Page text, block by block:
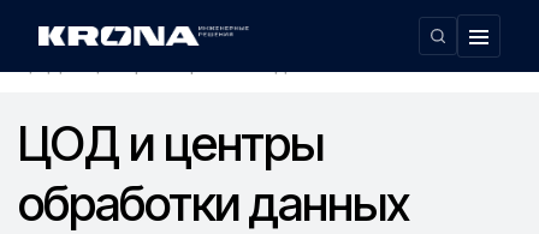
Главная ›Область применения
ЦОД и центры
обработки данных